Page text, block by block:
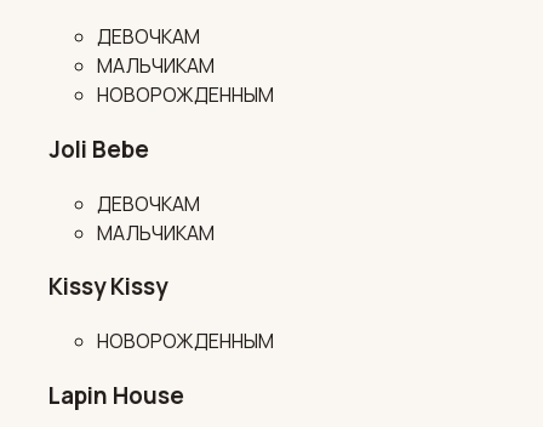
ДЕВОЧКАМ
МАЛЬЧИКАМ
НОВОРОЖДЕННЫМ
Joli Bebe
ДЕВОЧКАМ
МАЛЬЧИКАМ
Kissy Kissy
НОВОРОЖДЕННЫМ
Lapin House